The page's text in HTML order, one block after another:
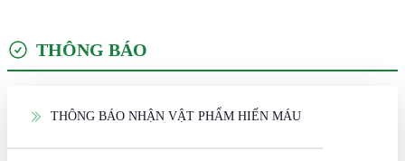
THÔNG BÁO
THÔNG BÁO NHẬN VẬT PHẨM HIẾN MÁU